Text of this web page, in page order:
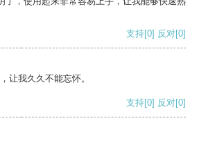
支持[0] 反对[0]
让我久久不能忘怀。
支持[0] 反对[0]